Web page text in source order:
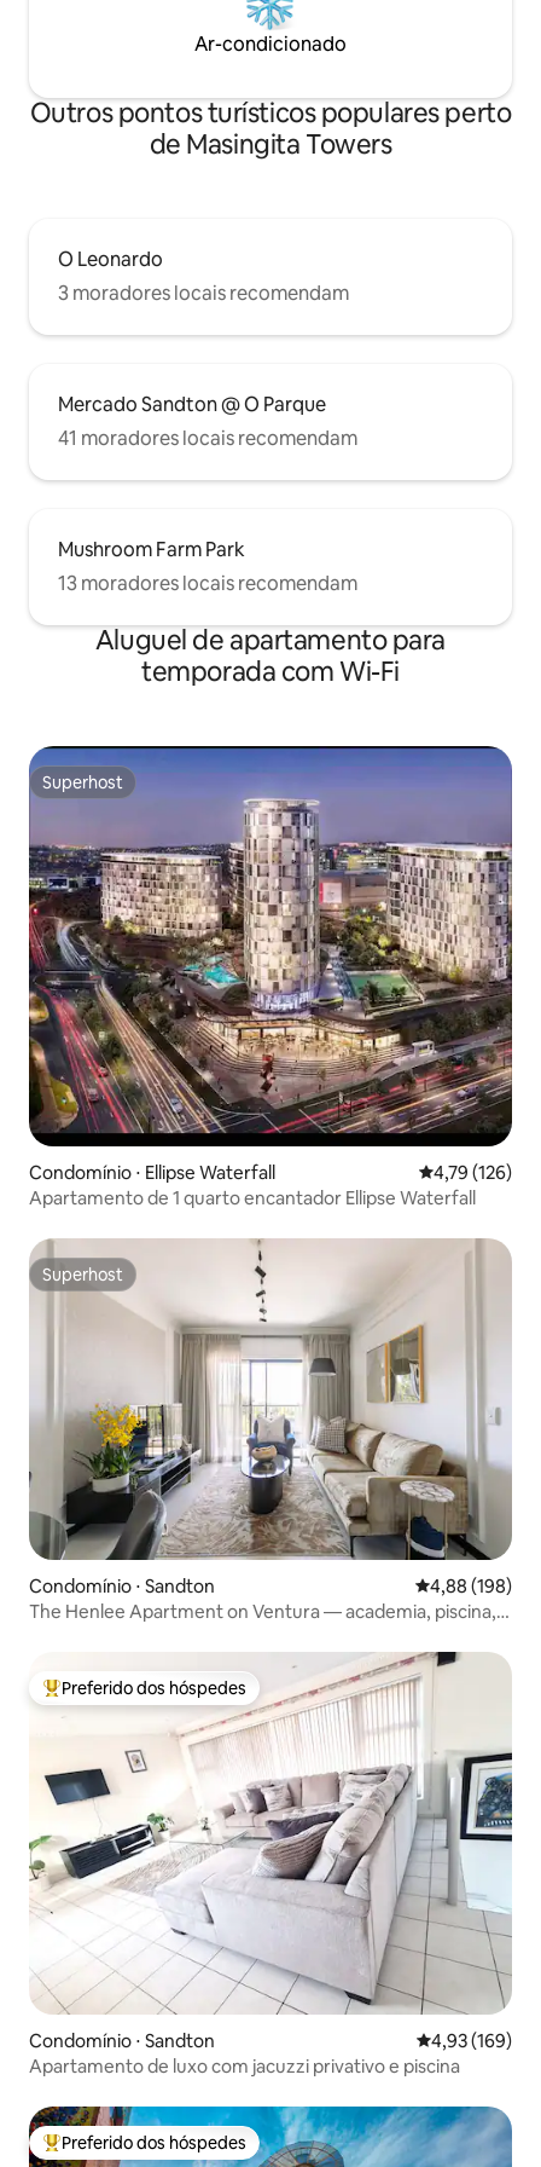
Ar-condicionado
Outros pontos turísticos populares perto
de Masingita Towers
O Leonardo
3 moradores locais recomendam
Mercado Sandton @ O Parque
41 moradores locais recomendam
Mushroom Farm Park
13 moradores locais recomendam
Aluguel de apartamento para
temporada com Wi-Fi
Superhost
Superhost
Condomínio ⋅ Ellipse Waterfall 4,79 de uma
4,79 (126)
Apartamento de 1 quarto encantador Ellipse Waterfall
Superhost
Superhost
Condomínio ⋅ Sandton 4,88 de uma
4,88 (198)
The Henlee Apartment on Ventura — academia, piscina,
Entre os melhores preferidos dos hóspedes
Preferido dos hóspedes
Condomínio ⋅ Sandton 4,93 de uma
4,93 (169)
Apartamento de luxo com jacuzzi privativo e piscina
Entre os melhores preferidos dos hóspedes
Preferido dos hóspedes